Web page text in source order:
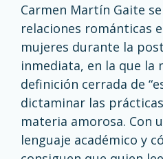
Carmen Martín Gaite
relaciones románticas
mujeres durante la
inmediata, en la que la
definición cerrada de
dictaminar las
materia amorosa. Con
lenguaje académico y